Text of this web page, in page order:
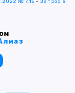
№ 415 -Запрос в